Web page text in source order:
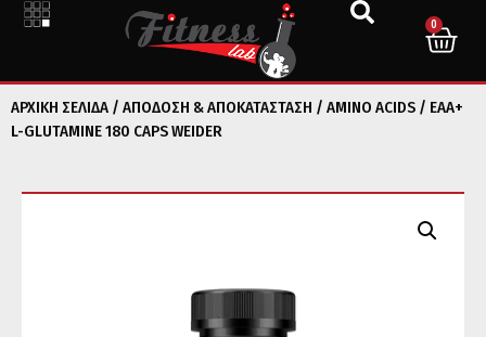
0
ΑΡΧΙΚΉ ΣΕΛΊΔΑ / ΑΠΟΔΟΣΗ & ΑΠΟΚΑΤΑΣΤΑΣΗ / AMINO ACIDS / EAA+
L-GLUTAMINE 180 CAPS WEIDER